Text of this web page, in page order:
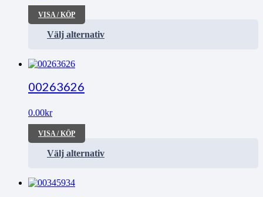
VISA / KÖP
Välj alternativ
00263626
0.00kr
VISA / KÖP
Välj alternativ